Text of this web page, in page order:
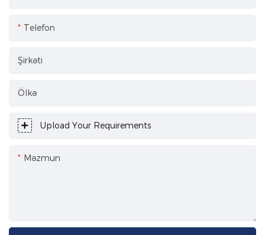
Telefon
Şirkəti
Ölkə
Upload Your Requirements
Məzmun